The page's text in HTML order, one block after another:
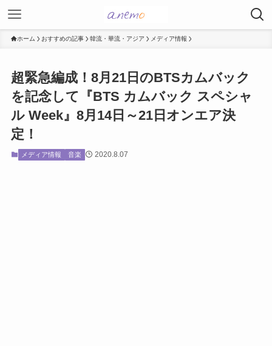
ホーム おすすめの記事 韓流・華流・アジア メディア情報
超緊急編成！8月21日のBTSカムバック
を記念して『BTS カムバック スペシャ
ル Week』8月14日～21日オンエア決
定！
メディア情報 音楽 2020.8.07